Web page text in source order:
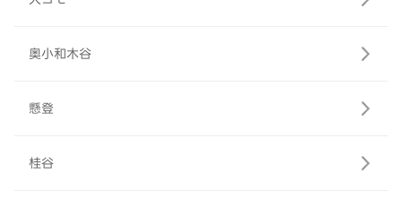
奥小和木谷
懸登
桂谷